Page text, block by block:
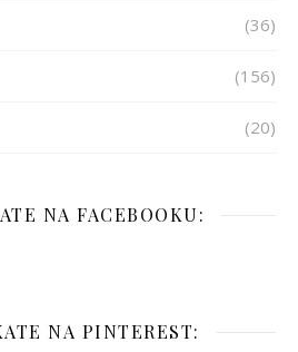
(36)
(156)
(20)
NA FACEBOOKU:
NA PINTEREST: